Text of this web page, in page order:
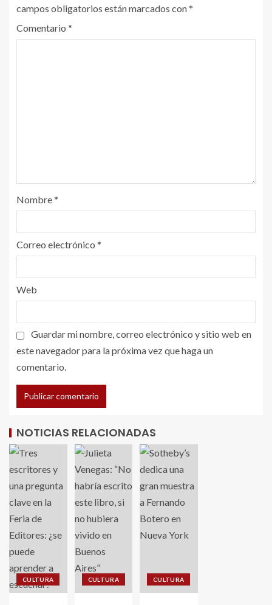
campos obligatorios están marcados con*
Comentario *
Nombre*
Correo electrónico *
Web
Guardar mi nombre, correo electrónico y sitio web en
este navegador para la próxima vez que haga un
comentario.
NOTICIAS RELACIONADAS
CULTURA CULTURA CULTURA